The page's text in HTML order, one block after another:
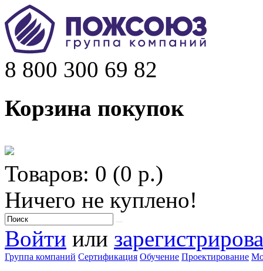
8 800 300 69 82
Корзина покупок
Товаров: 0 (0 р.)
Ничего не куплено!
Войти или
Группа компаний Сертификация Обучение Проектирование